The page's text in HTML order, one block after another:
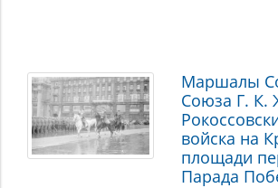
Маршалы
Союза Г. К.
войска на
площади
Парада